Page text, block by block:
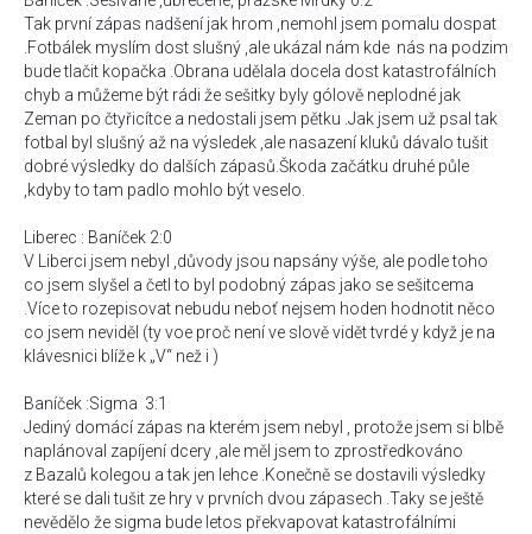
Tak první zápas nadšení jak hrom ,nemohl jsem pomalu dospat
.Fotbálek myslím dost slušný ,ale ukázal nám kde nás na podzim
bude tlačit kopačka .Obrana udělala docela dost katastrofálních
chyb a můžeme být rádi že sešitky byly gólově neplodné jak
Zeman po čtyřicítce a nedostali jsem pětku .Jak jsem už psal tak
fotbal byl slušný až na výsledek ,ale nasazení kluků dávalo tušit
dobré výsledky do dalších zápasů.Škoda začátku druhé půle
,kdyby to tam padlo mohlo být veselo.
Liberec : Baníček 2:0
V Liberci jsem nebyl ,důvody jsou napsány výše, ale podle toho
co jsem slyšel a četl to byl podobný zápas jako se sešitcema
.Více to rozepisovat nebudu neboť nejsem hoden hodnotit něco
co jsem neviděl (ty voe proč není ve slově vidět tvrdé y když je na
klávesnici blíže k „V“ než i )
Baníček :Sigma 3:1
Jediný domácí zápas na kterém jsem nebyl , protože jsem si blbě
naplánoval zapíjení dcery ,ale měl jsem to zprostředkováno
z Bazalů kolegou a tak jen lehce .Konečně se dostavili výsledky
které se dali tušit ze hry v prvních dvou zápasech .Taky se ještě
nevědělo že sigma bude letos překvapovat katastrofálními